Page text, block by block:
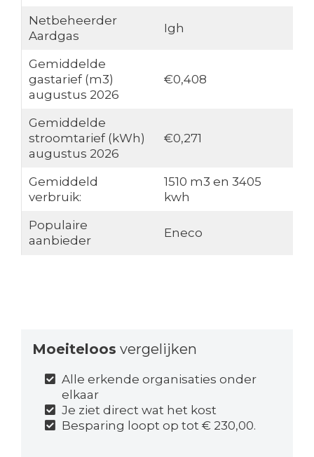
Netbeheerder
Aardgas
Igh
Gemiddelde
gastarief (m3)
augustus 2026
€0,408
Gemiddelde
stroomtarief (kWh)
augustus 2026
€0,271
Gemiddeld
verbruik:
1510 m3 en 3405
kwh
Populaire
aanbieder
Eneco
Moeiteloos vergelijken
Alle erkende organisaties onder
elkaar
Je ziet direct wat het kost
Besparing loopt op tot € 230,00.